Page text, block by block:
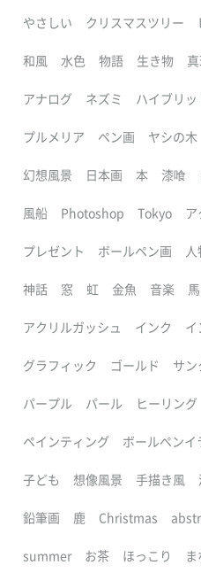
やさしい クリスマスツリー
和風 水色 物語 生き物
アナログ ネズミ ハイブリ
プルメリア ペン画 ヤシの木
幻想風景 日本画 本 漆喰
風船 Photoshop Tokyo ア
プレゼント ボールペン画
神話 窓 虹 金魚 音楽 馬
アクリルガッシュ インク
グラフィック ゴールド サン
パープル パール ヒーリング
ペインティング ボールペンイ
子ども 想像風景 手描き風
鉛筆画 鹿 Christmas
summer お茶 ほっこり